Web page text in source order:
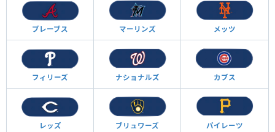
ブレーブス マーリンズ メッツ
フィリーズ ナショナルズ カブス
レッズ ブリュワーズ パイレーツ